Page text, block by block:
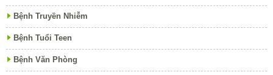
Bệnh Truyền Nhiễm
Bệnh Tuổi Teen
Bệnh Văn Phòng